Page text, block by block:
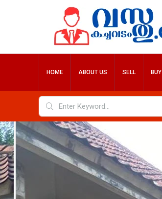
HOME ABOUT US SELL BUY